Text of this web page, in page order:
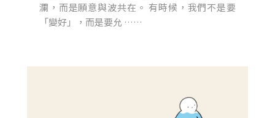
瀾，而是願意與波共在。 有時候，我們不是要
「變好」，而是要允 ……